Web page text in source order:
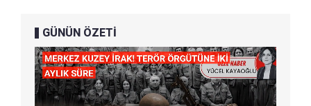
GÜNÜN ÖZETİ